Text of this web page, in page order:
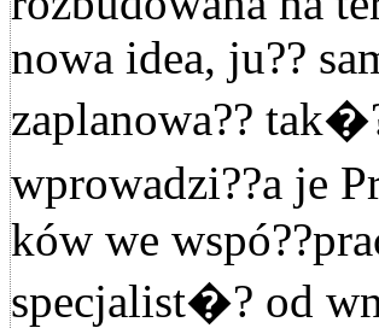
nowa idea, ju??
zaplanowa??
wprowadzi??a je
ków we
specjalist�? od